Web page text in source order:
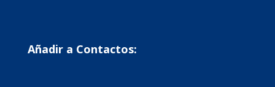
Añadir a Contactos: